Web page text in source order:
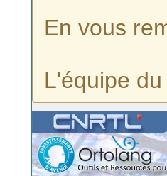
En vous
L'équipe